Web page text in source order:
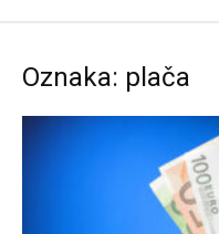
Oznaka: plača